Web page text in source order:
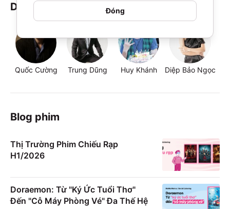
Diễn viên & Đoàn làm phim
Quốc Cường Trung Dũng Huy Khánh Diệp Bảo Ngọc
Blog phim
Thị Trường Phim Chiếu Rạp
H1/2026
Doraemon: Từ "Ký Ức Tuổi Thơ"
Đến "Cỗ Máy Phòng Vé" Đa Thế Hệ
Đóng